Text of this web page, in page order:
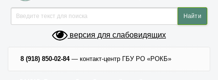
версия для слабовидящих
8 (918) 850-02-84— контакт-центр ГБУ РО «РОКБ»